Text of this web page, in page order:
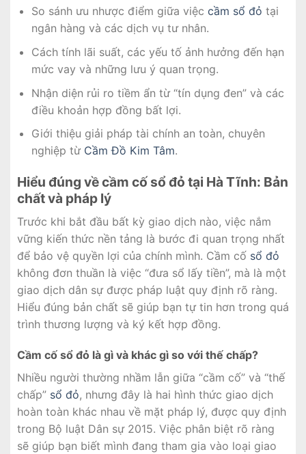
So sánh ưu nhược điểm giữa việc cầm sổ đỏ tại
ngân hàng và các dịch vụ tư nhân.
Cách tính lãi suất, các yếu tố ảnh hưởng đến hạn
mức vay và những lưu ý quan trọng.
Nhận diện rủi ro tiềm ẩn từ “tín dụng đen” và các
điều khoản hợp đồng bất lợi.
Giới thiệu giải pháp tài chính an toàn, chuyên
nghiệp từ Cầm Đồ Kim Tâm.
Hiểu đúng về cầm cố sổ đỏ tại Hà Tĩnh: Bản
chất và pháp lý
Trước khi bắt đầu bất kỳ giao dịch nào, việc nắm
vững kiến thức nền tảng là bước đi quan trọng nhất
để bảo vệ quyền lợi của chính mình. Cầm cố sổ đỏ
không đơn thuần là việc “đưa sổ lấy tiền”, mà là một
giao dịch dân sự được pháp luật quy định rõ ràng.
Hiểu đúng bản chất sẽ giúp bạn tự tin hơn trong quá
trình thương lượng và ký kết hợp đồng.
Cầm cố sổ đỏ là gì và khác gì so với thế chấp?
Nhiều người thường nhầm lẫn giữa “cầm cố” và “thế
chấp” sổ đỏ, nhưng đây là hai hình thức giao dịch
hoàn toàn khác nhau về mặt pháp lý, được quy định
trong Bộ luật Dân sự 2015. Việc phân biệt rõ ràng
sẽ giúp bạn biết mình đang tham gia vào loại giao